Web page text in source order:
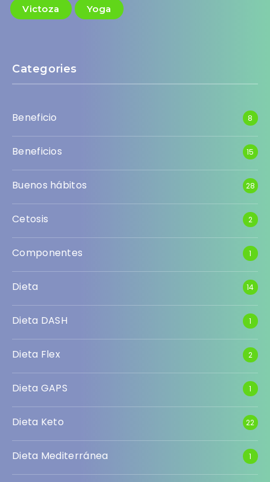
Victoza Yoga
Categories
Beneficio 8
Beneficios 15
Buenos hábitos 28
Cetosis 2
Componentes 1
Dieta 14
Dieta DASH 1
Dieta Flex 2
Dieta GAPS 1
Dieta Keto 22
Dieta Mediterránea 1